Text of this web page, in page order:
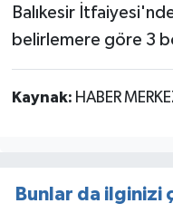
Balıkesir
belirlemere göre 3
Kaynak: HABER
Bunlar da ilginizi